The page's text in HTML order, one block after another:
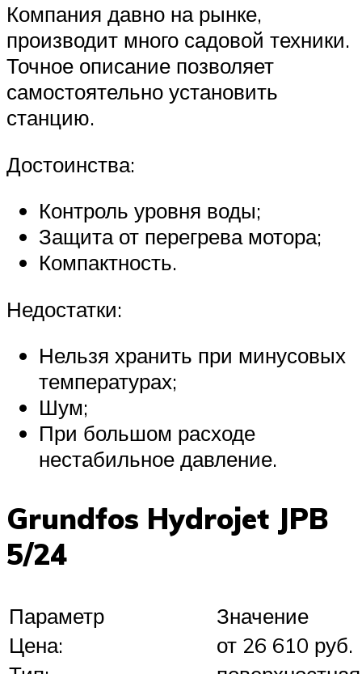
Компания давно на рынке,
производит много садовой техники.
Точное описание позволяет
самостоятельно установить
станцию.
Достоинства:
Контроль уровня воды;
Защита от перегрева мотора;
Компактность.
Недостатки:
Нельзя хранить при минусовых
температурах;
Шум;
При большом расходе
нестабильное давление.
Grundfos Hydrojet JPB
5/24
Параметр
Значение
Цена:
от 26 610 руб.